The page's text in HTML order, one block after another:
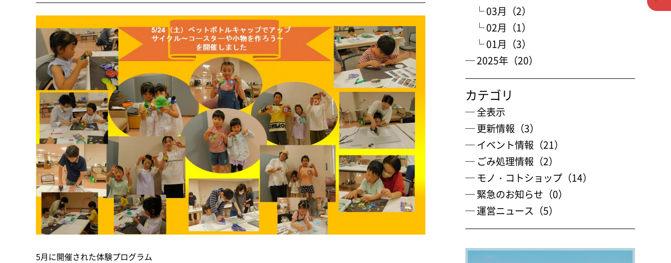
5月に開催された体験プログラム
└ 03月（2）
└ 02月（1）
└ 01月（3）
─ 2025年（20）
カテゴリ
─ 全表示
─ 更新情報（3）
─ イベント情報（21）
─ ごみ処理情報（2）
─ モノ・コトショップ（14）
─ 緊急のお知らせ（0）
─ 運営ニュース（5）